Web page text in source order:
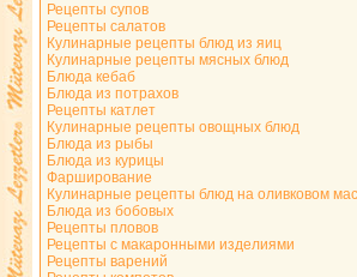
Рецепты супов
Рецепты салатов
Кулинарные рецепты блюд из яиц
Кулинарные рецепты мясных блюд
Блюда кебаб
Блюда из потрахов
Рецепты катлет
Кулинарные рецепты овощных блюд
Блюда из рыбы
Блюда из курицы
Фарширование
Кулинарные рецепты блюд на оливковом
Блюда из бобовых
Рецепты пловов
Рецепты с макаронными изделиями
Рецепты варений